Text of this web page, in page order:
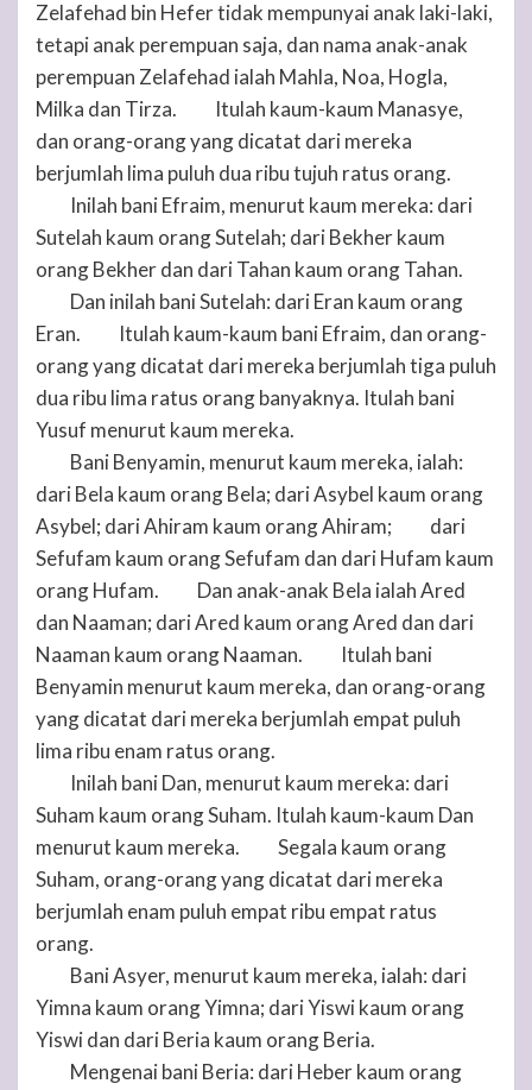
Zelafehad bin Hefer tidak mempunyai anak laki-laki,
tetapi anak perempuan saja, dan nama anak-anak
perempuan Zelafehad ialah Mahla, Noa, Hogla,
Milka dan Tirza.
Itulah kaum-kaum Manasye,
dan orang-orang yang dicatat dari mereka
berjumlah lima puluh dua ribu tujuh ratus orang.
Inilah bani Efraim, menurut kaum mereka: dari
Sutelah kaum orang Sutelah; dari Bekher kaum
orang Bekher dan dari Tahan kaum orang Tahan.
Dan inilah bani Sutelah: dari Eran kaum orang
Eran.
Itulah kaum-kaum bani Efraim, dan orang-
orang yang dicatat dari mereka berjumlah tiga puluh
dua ribu lima ratus orang banyaknya. Itulah bani
Yusuf menurut kaum mereka.
Bani Benyamin, menurut kaum mereka, ialah:
dari Bela kaum orang Bela; dari Asybel kaum orang
Asybel; dari Ahiram kaum orang Ahiram;
dari
Sefufam kaum orang Sefufam dan dari Hufam kaum
orang Hufam.
Dan anak-anak Bela ialah Ared
dan Naaman; dari Ared kaum orang Ared dan dari
Naaman kaum orang Naaman.
Itulah bani
Benyamin menurut kaum mereka, dan orang-orang
yang dicatat dari mereka berjumlah empat puluh
lima ribu enam ratus orang.
Inilah bani Dan, menurut kaum mereka: dari
Suham kaum orang Suham. Itulah kaum-kaum Dan
menurut kaum mereka.
Segala kaum orang
Suham, orang-orang yang dicatat dari mereka
berjumlah enam puluh empat ribu empat ratus
orang.
Bani Asyer, menurut kaum mereka, ialah: dari
Yimna kaum orang Yimna; dari Yiswi kaum orang
Yiswi dan dari Beria kaum orang Beria.
Mengenai bani Beria: dari Heber kaum orang